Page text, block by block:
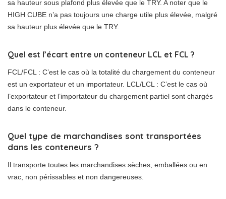
sa hauteur sous plafond plus élevée que le TRY. A noter que le
HIGH CUBE n’a pas toujours une charge utile plus élevée, malgré
sa hauteur plus élevée que le TRY.
Quel est l’écart entre un conteneur LCL et FCL ?
FCL/FCL : C’est le cas où la totalité du chargement du conteneur
est un exportateur et un importateur. LCL/LCL : C’est le cas où
l’exportateur et l’importateur du chargement partiel sont chargés
dans le conteneur.
Quel type de marchandises sont transportées
dans les conteneurs ?
Il transporte toutes les marchandises sèches, emballées ou en
vrac, non périssables et non dangereuses.